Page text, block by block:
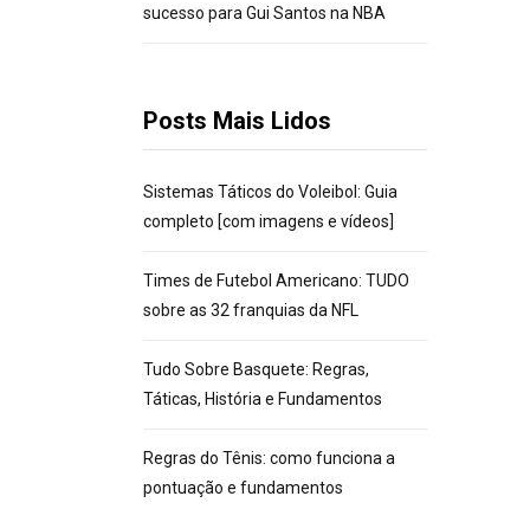
sucesso para Gui Santos na NBA
Posts Mais Lidos
Sistemas Táticos do Voleibol: Guia
completo [com imagens e vídeos]
Times de Futebol Americano: TUDO
sobre as 32 franquias da NFL
Tudo Sobre Basquete: Regras,
Táticas, História e Fundamentos
Regras do Tênis: como funciona a
pontuação e fundamentos